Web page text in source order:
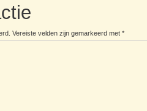
Vereiste velden zijn gemarkeerd met *